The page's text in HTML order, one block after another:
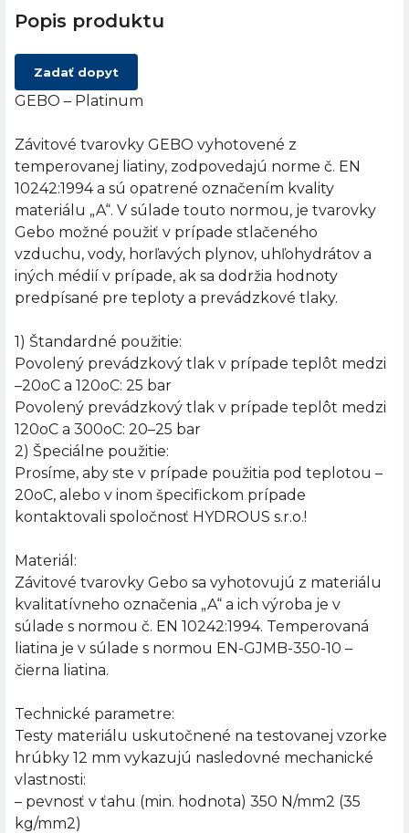
Popis produktu
Zadať dopyt
GEBO – Platinum
Závitové tvarovky GEBO vyhotovené z
temperovanej liatiny, zodpovedajú norme č. EN
10242:1994 a sú opatrené označením kvality
materiálu „A“. V súlade touto normou, je tvarovky
Gebo možné použiť v prípade stlačeného
vzduchu, vody, horľavých plynov, uhľohydrátov a
iných médií v prípade, ak sa dodržia hodnoty
predpísané pre teploty a prevádzkové tlaky.
1) Štandardné použitie:
Povolený prevádzkový tlak v prípade teplôt medzi
–20oC a 120oC: 25 bar
Povolený prevádzkový tlak v prípade teplôt medzi
120oC a 300oC: 20–25 bar
2) Špeciálne použitie:
Prosíme, aby ste v prípade použitia pod teplotou –
20oC, alebo v inom špecifickom prípade
kontaktovali spoločnosť HYDROUS s.r.o.!
Materiál:
Závitové tvarovky Gebo sa vyhotovujú z materiálu
kvalitatívneho označenia „A“ a ich výroba je v
súlade s normou č. EN 10242:1994. Temperovaná
liatina je v súlade s normou EN-GJMB-350-10 –
čierna liatina.
Technické parametre:
Testy materiálu uskutočnené na testovanej vzorke
hrúbky 12 mm vykazujú nasledovné mechanické
vlastnosti:
– pevnosť v ťahu (min. hodnota) 350 N/mm2 (35
kg/mm2)